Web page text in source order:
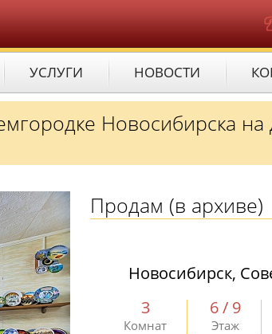
УСЛУГИ НОВОСТИ
Новосибирска
Продам (в архиве)
Новосибирск,
3
Комнат
6 / 9
Этаж